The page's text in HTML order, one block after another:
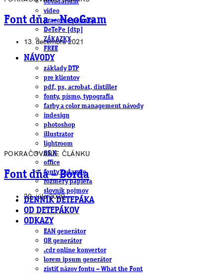
obludárium
video
pracovné ponuky
DeTePe [dtp]
ZÁKAZKY
FREE
NÁVODY
základy DTP
pre klientov
pdf, ps, acrobat, distiller
fonty, písmo, typografia
farby a color management návody
indesign
photoshop
illustrator
lightroom
OS X
office
fonty zadarmo
rozmery papiera
slovník pojmov
DENNÍK DETEPÁKA
OD DETEPÁKOV
ODKAZY
EAN generátor
QR generátor
.cdr online konvertor
lorem ipsum generátor
zistiť názov fontu – What the Font
Font dňa – NeoGram
13. decembra 2021
POKRAČOVANIE ČLÁNKU
Font dňa – Borda
20. júla 2020